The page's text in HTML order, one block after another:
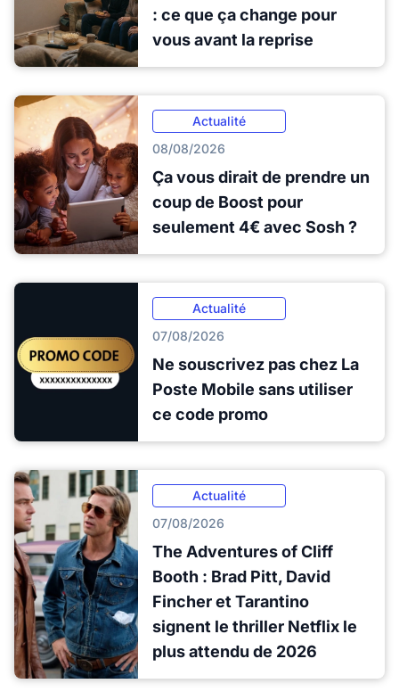
: ce que ça change pour
vous avant la reprise
Actualité
08/08/2026
Ça vous dirait de prendre un
coup de Boost pour
seulement 4€ avec Sosh ?
Actualité
07/08/2026
Ne souscrivez pas chez La
Poste Mobile sans utiliser
ce code promo
Actualité
07/08/2026
The Adventures of Cliff
Booth : Brad Pitt, David
Fincher et Tarantino
signent le thriller Netflix le
plus attendu de 2026